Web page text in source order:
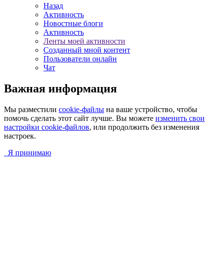
Назад
Активность
Новостные блоги
Активность
Ленты моей активности
Созданный мной контент
Пользователи онлайн
Чат
Важная информация
Мы разместили cookie-файлы на ваше устройство, чтобы
помочь сделать этот сайт лучше. Вы можете изменить свои
настройки cookie-файлов, или продолжить без изменения
настроек.
Я принимаю